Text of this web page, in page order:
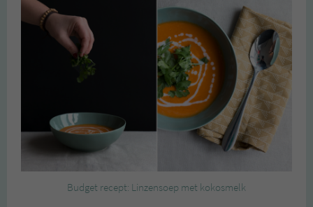
Budget recept: Linzensoep met kokosmelk